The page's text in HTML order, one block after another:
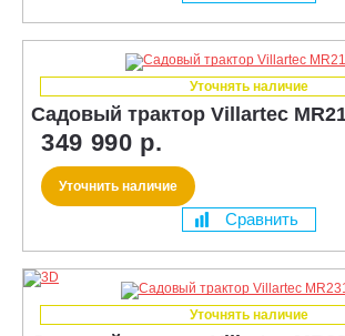
Уточнять наличие
Садовый трактор Villartec
349 990 р.
Уточнить наличие
Сравнить
Уточнять наличие